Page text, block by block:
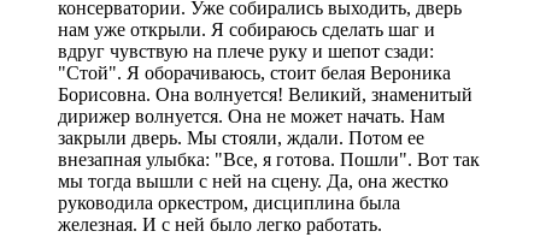
консерватории. Уже собирались выходить, дверь
нам уже открыли. Я собираюсь сделать шаг и
вдруг чувствую на плече руку и шепот сзади:
"Стой". Я оборачиваюсь, стоит белая Вероника
Борисовна. Она волнуется! Великий, знаменитый
дирижер волнуется. Она не может начать. Нам
закрыли дверь. Мы стояли, ждали. Потом ее
внезапная улыбка: "Все, я готова. Пошли". Вот так
мы тогда вышли с ней на сцену. Да, она жестко
руководила оркестром, дисциплина была
железная. И с ней было легко работать.